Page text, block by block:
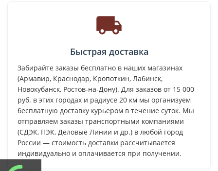
Быстрая доставка
Забирайте заказы бесплатно в наших магазинах
(Армавир, Краснодар, Кропоткин, Лабинск,
Новокубанск, Ростов-на-Дону). Для заказов от 15 000
руб. в этих городах и радиусе 20 км мы организуем
бесплатную доставку курьером в течение суток. Мы
отправляем заказы транспортными компаниями
(СДЭК, ПЭК, Деловые Линии и др.) в любой город
России — стоимость доставки рассчитывается
индивидуально и оплачивается при получении.